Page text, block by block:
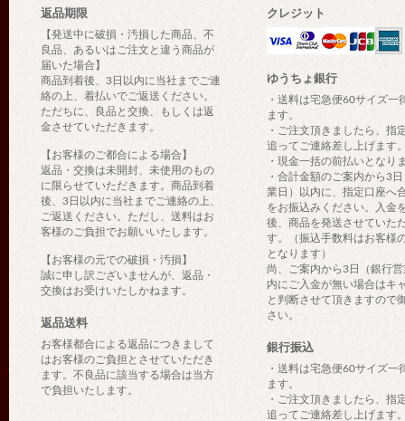
返品期限
【発送中に破損・汚損した商品、不
良品、あるいはご注文と違う商品が
届いた場合】
商品到着後、3日以内に当社までご連
絡の上、着払いでご返送ください。
ただちに、良品と交換、もしくは返
金させていただきます。
【お客様のご都合による場合】
返品・交換は未開封、未使用のもの
に限らせていただきます。商品到着
後、3日以内に当社までご連絡の上、
ご返送ください。ただし、送料はお
客様のご負担でお願いいたします。
【お客様の元での破損・汚損】
誠に申し訳ございませんが、返品・
交換はお受けいたしかねます。
返品送料
お客様都合による返品につきまして
はお客様のご負担とさせていただき
ます。不良品に該当する場合は当方
で負担いたします。
クレジット
ゆうちょ銀行
・送料は宅急便60サイズ一
ます。
・ご注文頂きましたら、指
追ってご連絡差し上げます
・現金一括の前払いとなり
・合計金額のご案内から3
業日）以内に、指定口座へ
をお振込みください。入金
後、商品を発送させていた
す。（振込手数料はお客様
となります）
尚、ご案内から3日（銀行
内にご入金が無い場合はキ
と判断させて頂きますので
さい。
銀行振込
・送料は宅急便60サイズ一
ます。
・ご注文頂きましたら、指
追ってご連絡差し上げます